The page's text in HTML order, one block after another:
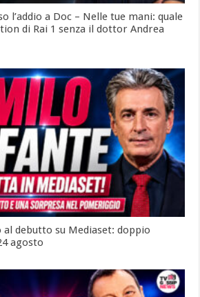
l’addio a Doc – Nelle tue mani: quale
di Rai 1 senza il dottor Andrea
debutto su Mediaset: doppio
agosto